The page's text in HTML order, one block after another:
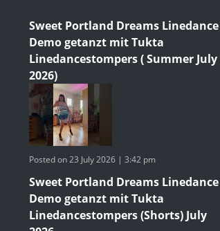
Sweet Portland Dreams Linedance
Demo getanzt mit Tukta
Linedancestompers ( Summer July
2026)
Posted on 23 July 2026 | 3:42 pm
Sweet Portland Dreams Linedance
Demo getanzt mit Tukta
Linedancestompers (Shorts) July